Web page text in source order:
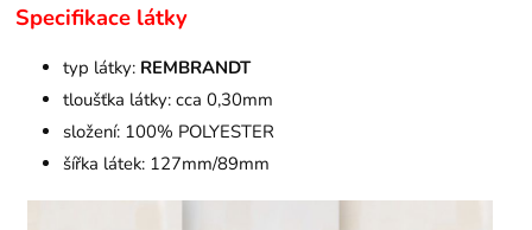
Specifikace látky
typ látky: REMBRANDT
tloušťka látky: cca 0,30mm
složení: 100% POLYESTER
šířka látek: 127mm/89mm